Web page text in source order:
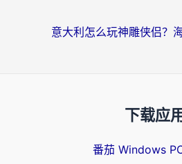
下载应用
番茄 Windows